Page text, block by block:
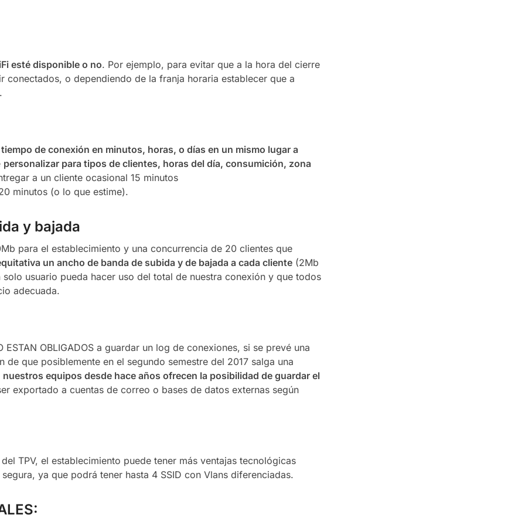
esté disponible o no. Por ejemplo, para evitar que a la hora del cierre
conectados, o dependiendo de la franja horaria establecer que a
de conexión en minutos, horas, o días en un mismo lugar a
personalizar para tipos de clientes, horas del día, consumición, zona
a un cliente ocasional 15 minutos
minutos (o lo que estime).
y bajada
para el establecimiento y una concurrencia de 20 clientes que
un ancho de banda de subida y de bajada a cada cliente(2Mb
usuario pueda hacer uso del total de nuestra conexión y que todos
adecuada.
OBLIGADOS a guardar un log de conexiones, si se prevé una
que posiblemente en el segundo semestre del 2017 salga una
nuestros equipos desde hace años ofrecen la posibilidad de guardar el
exportado a cuentas de correo o bases de datos externas según
TPV, el establecimiento puede tener más ventajas tecnológicas
ya que podrá tener hasta 4 SSID con Vlans diferenciadas.